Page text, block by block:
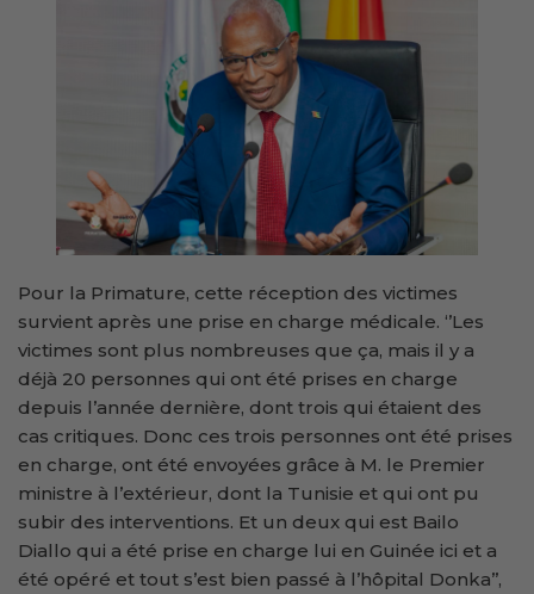
Pour la Primature, cette réception des victimes
survient après une prise en charge médicale. ‘’Les
victimes sont plus nombreuses que ça, mais il y a
déjà 20 personnes qui ont été prises en charge
depuis l’année dernière, dont trois qui étaient des
cas critiques. Donc ces trois personnes ont été prises
en charge, ont été envoyées grâce à M. le Premier
ministre à l’extérieur, dont la Tunisie et qui ont pu
subir des interventions. Et un deux qui est Bailo
Diallo qui a été prise en charge lui en Guinée ici et a
été opéré et tout s’est bien passé à l’hôpital Donka’’,